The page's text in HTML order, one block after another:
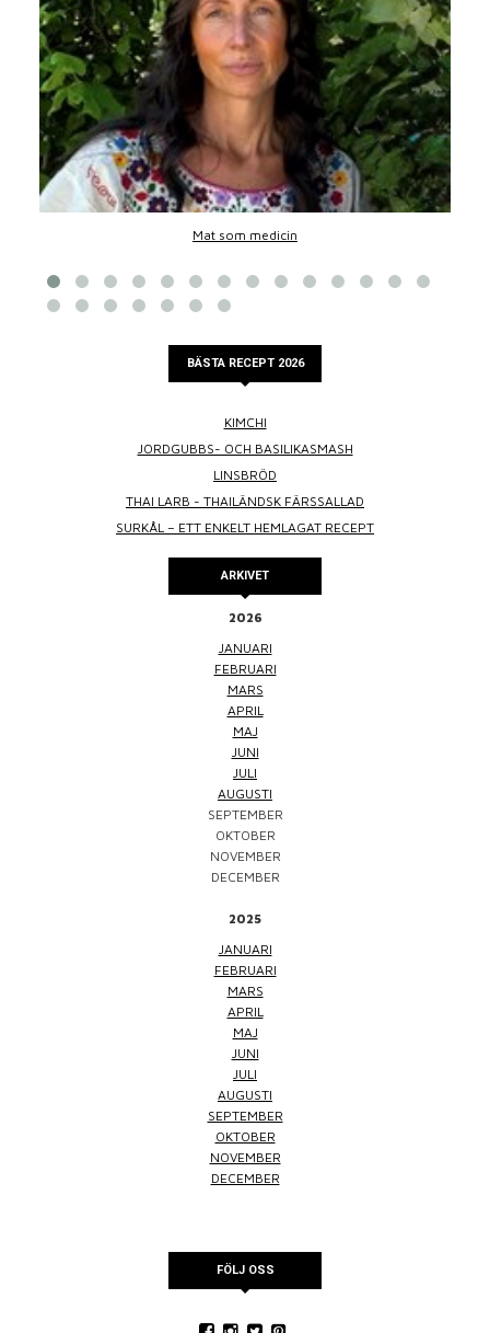
Mat som medicin
BÄSTA RECEPT 2026
KIMCHI
JORDGUBBS- OCH BASILIKASMASH
LINSBRÖD
THAI LARB - THAILÄNDSK FÄRSSALLAD
SURKÅL – ETT ENKELT HEMLAGAT RECEPT
ARKIVET
2026
JANUARI
FEBRUARI
MARS
APRIL
MAJ
JUNI
JULI
AUGUSTI
SEPTEMBER
OKTOBER
NOVEMBER
DECEMBER
2025
JANUARI
FEBRUARI
MARS
APRIL
MAJ
JUNI
JULI
AUGUSTI
SEPTEMBER
OKTOBER
NOVEMBER
DECEMBER
FÖLJ OSS